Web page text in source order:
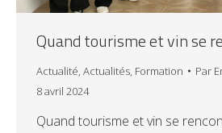
Quand tourisme et vin se
Actualité Actualités Formation Par
8 avril 2024
Quand tourisme et vin se